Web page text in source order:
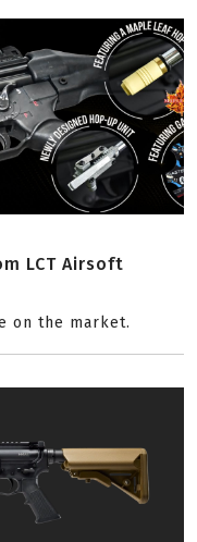
LCT Airsoft
on the market.